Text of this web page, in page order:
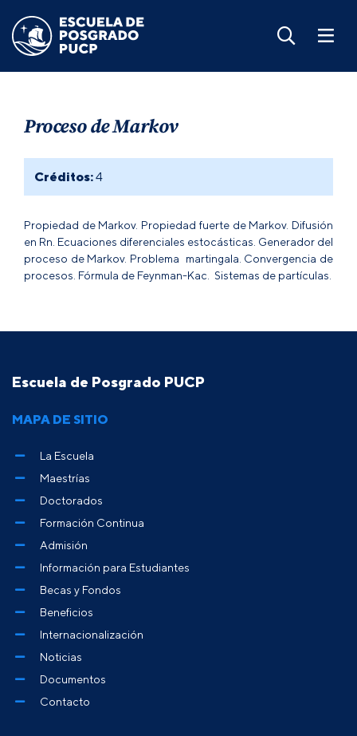
Proceso de Markov
Créditos:4
Propiedad de Markov. Propiedad fuerte de Markov. Difusión
en Rn. Ecuaciones diferenciales estocásticas. Generador del
proceso de Markov. Problema martingala. Convergencia de
procesos. Fórmula de Feynman-Kac. Sistemas de partículas.
Escuela de Posgrado PUCP
MAPA DE SITIO
La Escuela
Maestrías
Doctorados
Formación Continua
Admisión
Información para Estudiantes
Becas y Fondos
Beneficios
Internacionalización
Noticias
Documentos
Contacto